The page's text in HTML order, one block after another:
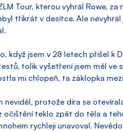
Tour, kterou vyhrál Rowe,
třikrát v desítce. Ale
když jsem v 28 letech přišel k
tolik vyšetření jsem měl ve
mi chlopeň, ta záklopka
neviděl, protože díra se
očištění teklo zpět do těla a
rychleji unavoval.